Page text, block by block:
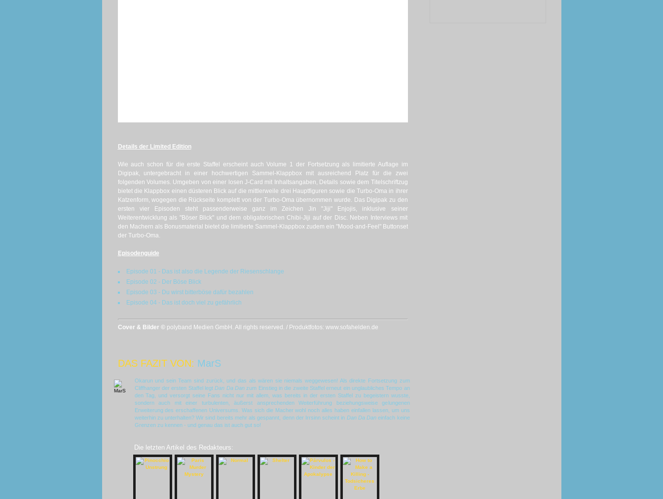
Details der Limited Edition
Wie auch schon für die erste Staffel erscheint auch Volume 1 der Fortsetzung als limitierte Auflage im
Digipak, untergebracht in einer hochwertigen Sammel-Klappbox mit ausreichend Platz für die zwei
folgenden Volumes. Umgeben von einer losen J-Card mit Inhaltsangaben, Details sowie dem Titelschriftzug
bietet die Klappbox einen düsteren Blick auf die mittlerweile drei Hauptfiguren sowie die Turbo-Oma in ihrer
Katzenform, wogegen die Rückseite komplett von der Turbo-Oma übernommen wurde. Das Digipak zu den
ersten vier Episoden steht passenderweise ganz im Zeichen Jin "Jiji" Enjojis, inklusive seiner
Weiterentwicklung als "Böser Blick" und dem obligatorischen Chibi-Jiji auf der Disc. Neben Interviews mit
den Machern als Bonusmaterial bietet die limitierte Sammel-Klappbox zudem ein "Mood-and-Feel" Buttonset
der Turbo-Oma.
Episodenguide
Episode 01 - Das ist also die Legende der Riesenschlange
Episode 02 - Der Böse Blick
Episode 03 - Du wirst bitterböse dafür bezahlen
Episode 04 - Das ist doch viel zu gefährlich
Cover & Bilder © polyband Medien GmbH. All rights reserved. / Produktfotos: www.sofahelden.de
DAS FAZIT VON: MarS
Okarun und sein Team sind zurück, und das als wären sie niemals weggewesen! Als direkte Fortsetzung zum
Cliffhanger der ersten Staffel legtDan Da Danzum Einstieg in die zweite Staffel erneut ein unglaubliches Tempo an
den Tag, und versorgt seine Fans nicht nur mit allem, was bereits in der ersten Staffel zu begeistern wusste,
sondern auch mit einer turbulenten, äußerst ansprechenden Weiterführung beziehungsweise gelungenen
Erweiterung des erschaffenen Universums. Was sich die Macher wohl noch alles haben einfallen lassen, um uns
weiterhin zu unterhalten? Wir sind bereits mehr als gespannt, denn der Irrsinn scheint in Dan Da Dan einfach keine
Grenzen zu kennen - und genau das ist auch gut so!
Die letzten Artikel des Redakteurs: